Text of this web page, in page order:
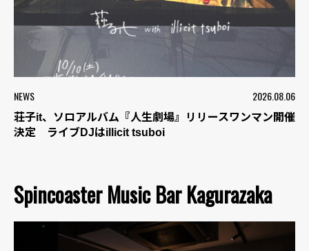
NEWS 2026.08.06
荘子it、ソロアルバム『人生劇場』リリースワンマン開催
決定 ライブDJはillicit tsuboi
Spincoaster Music Bar Kagurazaka